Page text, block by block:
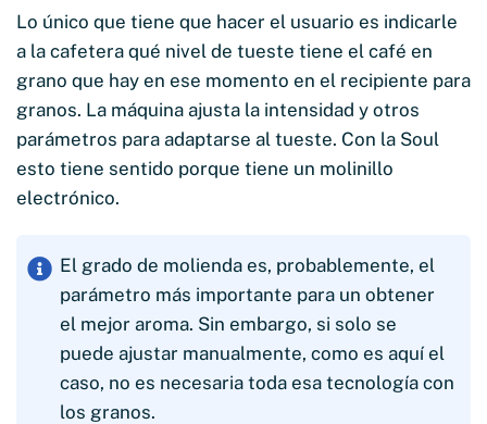
Lo único que tiene que hacer el usuario es indicarle
a la cafetera qué nivel de tueste tiene el café en
grano que hay en ese momento en el recipiente para
granos. La máquina ajusta la intensidad y otros
parámetros para adaptarse al tueste. Con la Soul
esto tiene sentido porque tiene un molinillo
electrónico.
El grado de molienda es, probablemente, el
parámetro más importante para un obtener
el mejor aroma. Sin embargo, si solo se
puede ajustar manualmente, como es aquí el
caso, no es necesaria toda esa tecnología con
los granos.